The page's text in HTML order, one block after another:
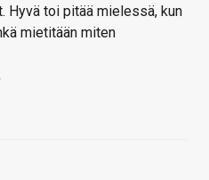
Hyvä toi pitää mielessä, kun
mietitään miten